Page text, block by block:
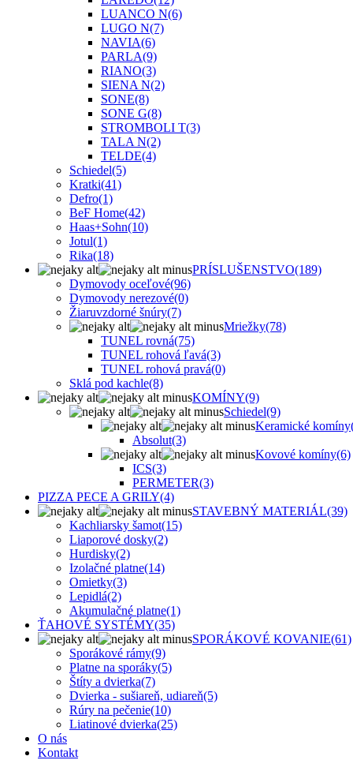
LUANCO N(6)
LUGO N(7)
NAVIA(6)
PARLA(9)
RIANO(3)
SIENA N(2)
SONE(8)
SONE G(8)
STROMBOLI T(3)
TALA N(2)
TELDE(4)
Schiedel(5)
Kratki(41)
Defro(1)
BeF Home(42)
Haas+Sohn(10)
Jotul(1)
Rika(18)
PRÍSLUŠENSTVO(189)
Dymovody oceľové(96)
Dymovody nerezové(0)
Žiaruvzdorné šnúry(7)
Mriežky(78)
TUNEL rovná(75)
TUNEL rohová ľavá(3)
TUNEL rohová pravá(0)
Sklá pod kachle(8)
KOMÍNY(9)
Schiedel(9)
Keramické komíny
Absolut(3)
Kovové komíny(6)
ICS(3)
PERMETER(3)
PIZZA PECE A GRILY(4)
STAVEBNÝ MATERIÁL(39)
Kachliarsky šamot(15)
Liaporové dosky(2)
Hurdisky(2)
Izolačné platne(14)
Omietky(3)
Lepidlá(2)
Akumulačné platne(1)
ŤAHOVÉ SYSTÉMY(35)
SPORÁKOVÉ KOVANIE(61)
Sporákové rámy(9)
Platne na sporáky(5)
Štíty a dvierka(7)
Dvierka - sušiareň, udiareň(5)
Rúry na pečenie(10)
Liatinové dvierka(25)
O nás
Kontakt